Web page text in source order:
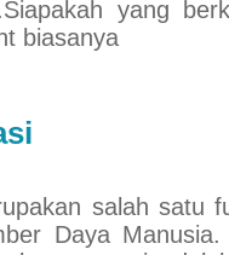
yang
biasanya
salah satu
Daya